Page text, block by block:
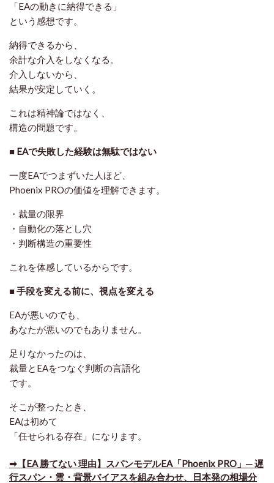
「EAの動きに納得できる」
という感想です。
納得できるから、
余計な介入をしなくなる。
介入しないから、
結果が安定していく。
これは精神論ではなく、
構造の問題です。
■ EAで失敗した経験は無駄ではない
一度EAでつまずいた人ほど、
Phoenix PROの価値を理解できます。
・裁量の限界
・自動化の落とし穴
・判断構造の重要性
これを体感しているからです。
■ 手段を変える前に、視点を変える
EAが悪いのでも、
あなたが悪いのでもありません。
足りなかったのは、
裁量とEAをつなぐ判断の言語化
です。
そこが整ったとき、
EAは初めて
「任せられる存在」になります。
➡【EA 勝てない 理由】スパンモデルEA「Phoenix PRO」─ 遅
行スパン・雲・背景バイアスを組み合わせ、日本発の相場分